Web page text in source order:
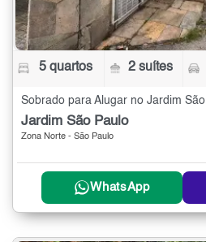
5 quartos 2 suítes
Jardim São Paulo
Zona Norte - São Paulo
WhatsApp